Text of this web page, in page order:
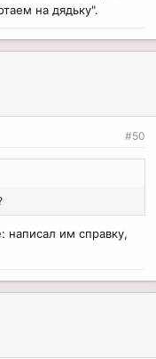
на дядьку".
#50
написал им справку,